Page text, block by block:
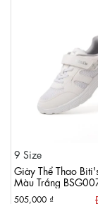
9 Size
Giày Thể Thao
Màu Trắng
505,000 ₫